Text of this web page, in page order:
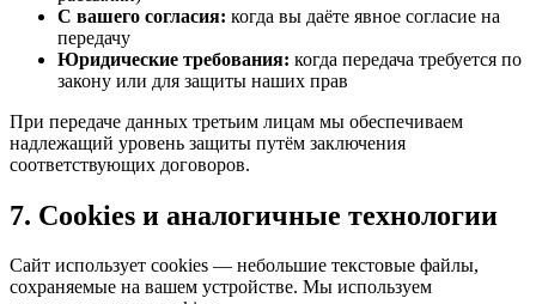
С вашего согласия: когда вы даёте явное согласие на
передачу
Юридические требования: когда передача требуется по
закону или для защиты наших прав
При передаче данных третьим лицам мы обеспечиваем
надлежащий уровень защиты путём заключения
соответствующих договоров.
7. Cookies и аналогичные технологии
Сайт использует cookies — небольшие текстовые файлы,
сохраняемые на вашем устройстве. Мы используем